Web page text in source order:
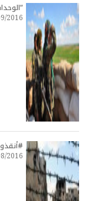
2016
2016